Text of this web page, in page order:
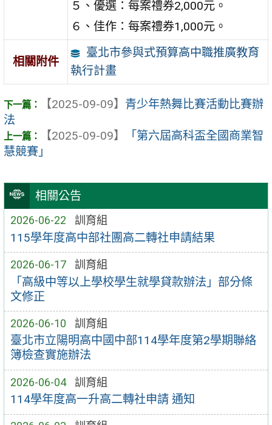
相關公告
2026-06-22 訓育組
115學年度高中部社團高二轉社申請結果
2026-06-17 訓育組
「高級中等以上學校學生就學貸款辦法」部分條
文修正
2026-06-10 訓育組
臺北市立陽明高中國中部114學年度第2學期聯絡
簿檢查實施辦法
2026-06-04 訓育組
114學年度高一升高二轉社申請 通知
５、優選：每案禮券2,000元。
６、佳作：每案禮券1,000元。
相關附件
臺北市參與式預算高中職推廣教育
執行計畫
【2025-09-09】 青少年熱舞比賽活動比賽辦
法
【2025-09-09】
「第六屆高科盃全國商業智
慧競賽」